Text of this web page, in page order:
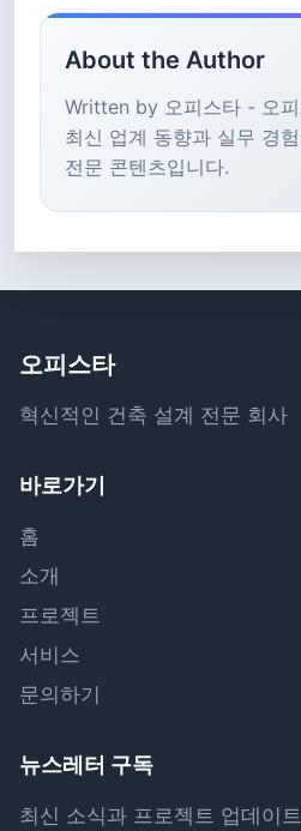
About the Author
Written by 오피스타 - 오
최신 업계 동향과 실무 경
전문 콘텐츠입니다.
오피스타
혁신적인 건축 설계 전문 회사
바로가기
홈
소개
프로젝트
서비스
문의하기
뉴스레터 구독
최신 소식과 프로젝트 업데이